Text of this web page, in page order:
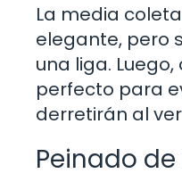
La media
elegante, pero
una liga.
perfecto para
derretirán al
Peinado